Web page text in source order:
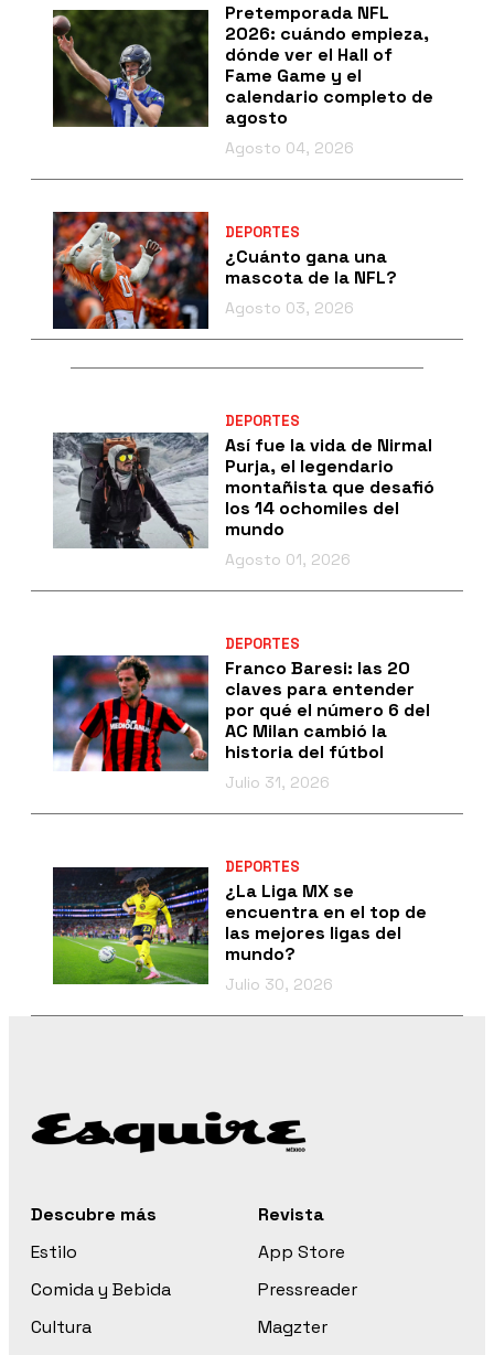
Pretemporada NFL
2026: cuándo empieza,
dónde ver el Hall of
Fame Game y el
calendario completo de
agosto
Agosto 04, 2026
DEPORTES
¿Cuánto gana una
mascota de la NFL?
Agosto 03, 2026
DEPORTES
Así fue la vida de Nirmal
Purja, el legendario
montañista que desafió
los 14 ochomiles del
mundo
Agosto 01, 2026
DEPORTES
Franco Baresi: las 20
claves para entender
por qué el número 6 del
AC Milan cambió la
historia del fútbol
Julio 31, 2026
DEPORTES
¿La Liga MX se
encuentra en el top de
las mejores ligas del
mundo?
Julio 30, 2026
Descubre más
Estilo
Comida y Bebida
Cultura
Revista
App Store
Pressreader
Magzter